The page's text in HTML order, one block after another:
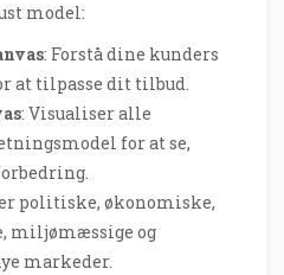
model:
: Forstå dine kunders
at tilpasse dit tilbud.
: Visualiser alle
for at se,
politiske, økonomiske,
miljømæssige og
markeder.